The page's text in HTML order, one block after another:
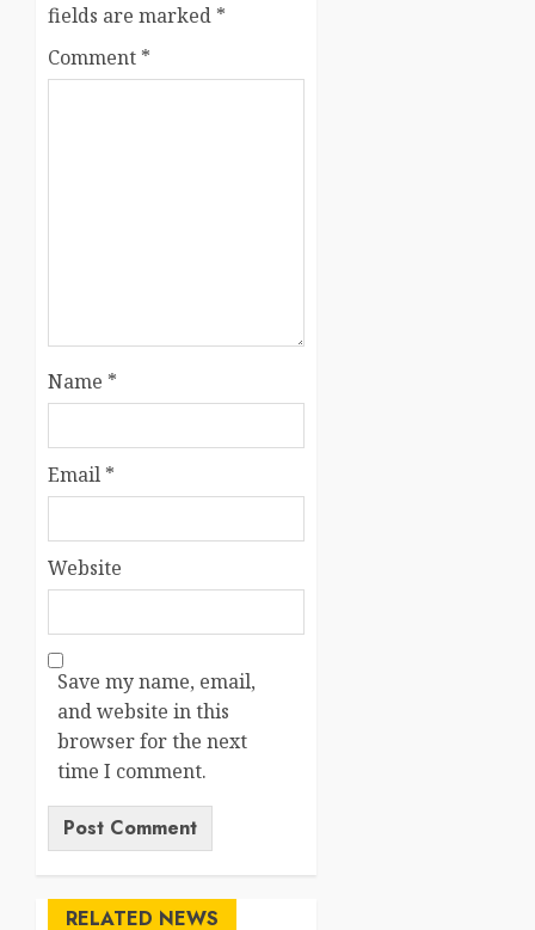
fields are marked *
Comment *
Name *
Email *
Website
Save my name, email,
and website in this
browser for the next
time I comment.
RELATED NEWS